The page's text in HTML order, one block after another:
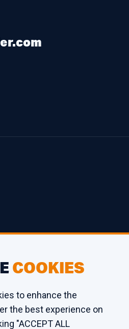
COOKIES
to enhance the
the best experience on
"ACCEPT ALL